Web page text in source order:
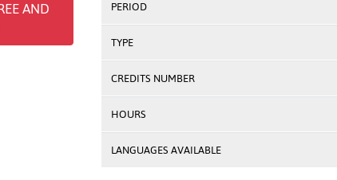
AND
PERIOD
TYPE
CREDITS NUMBER
HOURS
LANGUAGES AVAILABLE